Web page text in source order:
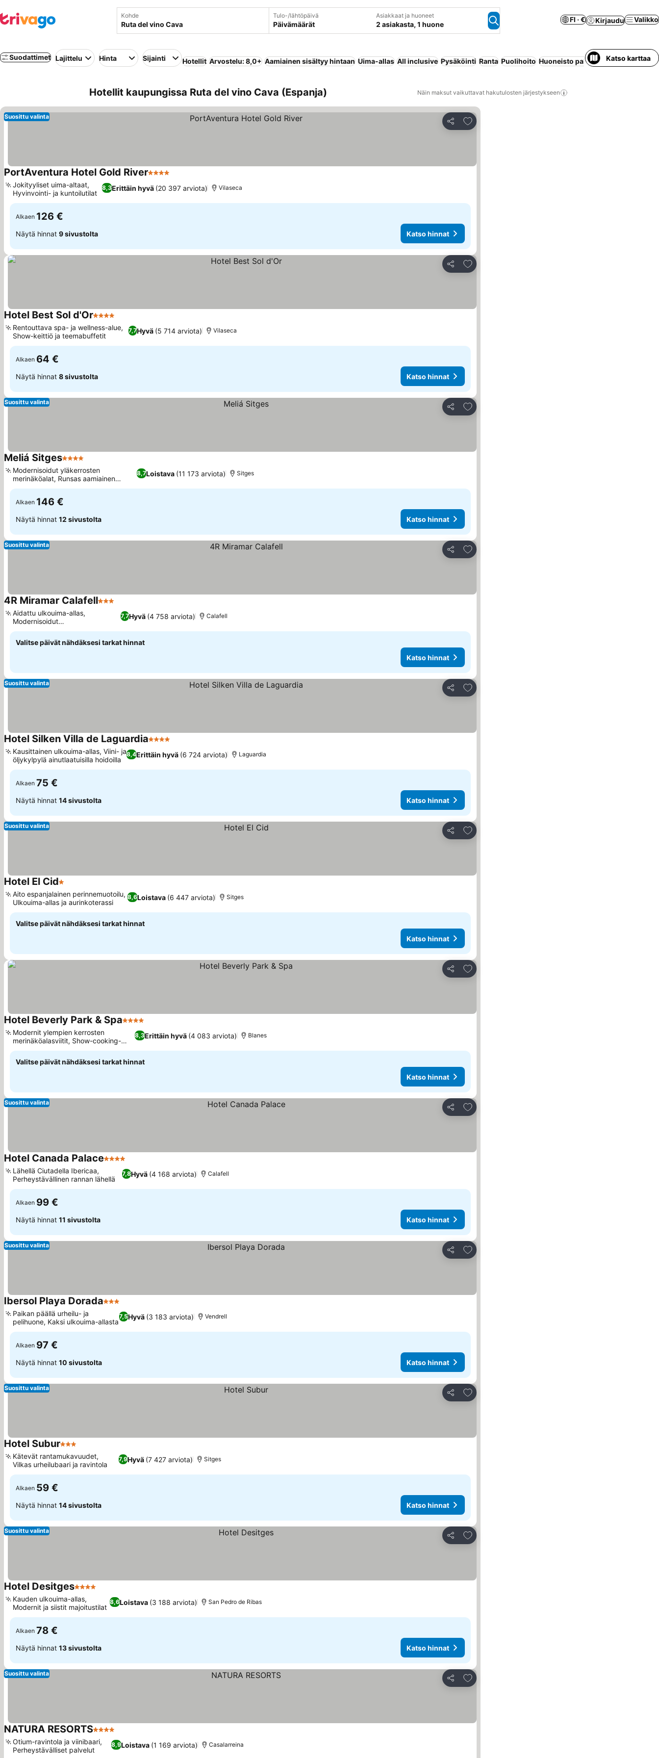
Kohde Tulo-/lähtöpäivä
Päivämäärät
Asiakkaat ja huoneet
2 asiakasta, 1 huone
FI · € Kirjaudu Valikko
Suodattimet Lajittelu Hinta Sijainti Hotellit Arvostelu: 8,0+ Aamiainen sisältyy hintaan Uima-allas All inclusive Pysäköinti Ranta Puolihoito Huoneisto palveluilla Maksuton
Katso karttaa
Hotellit kaupungissa Ruta del vino Cava (Espanja) Näin maksut vaikuttavat hakutulosten järjestykseen
Jaa
Lisää suosikkeihin
Suosittu valinta
PortAventura Hotel Gold River4 Tähtiluokitus
8,3Erittäin hyvä (20 397 arviota)
Jokityyliset uima-altaat,
Hyvinvointi- ja kuntoilutilat
Vilaseca
Alkaen 126 €
Näytä hinnat 9 sivustolta Katso hinnat
Jaa
Lisää suosikkeihin
Hotel Best Sol d'Or4 Tähtiluokitus
7,7Hyvä (5 714 arviota)
Rentouttava spa- ja wellness-alue,
Show-keittiö ja teemabuffetit
Vilaseca
Alkaen 64 €
Näytä hinnat 8 sivustolta Katso hinnat
Jaa
Lisää suosikkeihin
Suosittu valinta
Meliá Sitges4 Tähtiluokitus
8,7Loistava (11 173 arviota)
Modernisoidut yläkerrosten
merinäköalat, Runsas aamiainen
hunajakennolla
Sitges
Alkaen 146 €
Näytä hinnat 12 sivustolta Katso hinnat
Jaa
Lisää suosikkeihin
Suosittu valinta
4R Miramar Calafell3 Tähtiluokitus
7,7Hyvä (4 758 arviota)
Aidattu ulkouima-allas,
Modernisoidut
merinäköalahuoneet
Calafell
Valitse päivät nähdäksesi tarkat hinnat
Katso hinnat
Jaa
Lisää suosikkeihin
Suosittu valinta
Hotel Silken Villa de Laguardia4 Tähtiluokitus
8,4Erittäin hyvä (6 724 arviota)
Kausittainen ulkouima-allas, Viini- ja
öljykylpylä ainutlaatuisilla hoidoilla
Laguardia
Alkaen 75 €
Näytä hinnat 14 sivustolta Katso hinnat
Jaa
Lisää suosikkeihin
Suosittu valinta
Hotel El Cid1 Tähtiluokitus
8,6Loistava (6 447 arviota)
Aito espanjalainen perinnemuotoilu,
Ulkouima-allas ja aurinkoterassi
Sitges
Valitse päivät nähdäksesi tarkat hinnat
Katso hinnat
Jaa
Lisää suosikkeihin
Hotel Beverly Park & Spa4 Tähtiluokitus
8,3Erittäin hyvä (4 083 arviota)
Modernit ylempien kerrosten
merinäköalasviitit, Show-cooking-
buffetravintola
Blanes
Valitse päivät nähdäksesi tarkat hinnat
Katso hinnat
Jaa
Lisää suosikkeihin
Suosittu valinta
Hotel Canada Palace4 Tähtiluokitus
7,8Hyvä (4 168 arviota)
Lähellä Ciutadella Ibericaa,
Perheystävällinen rannan lähellä
Calafell
Alkaen 99 €
Näytä hinnat 11 sivustolta Katso hinnat
Jaa
Lisää suosikkeihin
Suosittu valinta
Ibersol Playa Dorada3 Tähtiluokitus
7,5Hyvä (3 183 arviota)
Paikan päällä urheilu- ja
pelihuone, Kaksi ulkouima-allasta
Vendrell
Alkaen 97 €
Näytä hinnat 10 sivustolta Katso hinnat
Jaa
Lisää suosikkeihin
Suosittu valinta
Hotel Subur3 Tähtiluokitus
7,9Hyvä (7 427 arviota)
Kätevät rantamukavuudet,
Vilkas urheilubaari ja ravintola
Sitges
Alkaen 59 €
Näytä hinnat 14 sivustolta Katso hinnat
Jaa
Lisää suosikkeihin
Suosittu valinta
Hotel Desitges4 Tähtiluokitus
8,6Loistava (3 188 arviota)
Kauden ulkouima-allas,
Modernit ja siistit majoitustilat
San Pedro de Ribas
Alkaen 78 €
Näytä hinnat 13 sivustolta Katso hinnat
Jaa
Lisää suosikkeihin
Suosittu valinta
NATURA RESORTS4 Tähtiluokitus
8,9Loistava (1 169 arviota)
Otium-ravintola ja viinibaari,
Perheystävälliset palvelut
Casalarreina